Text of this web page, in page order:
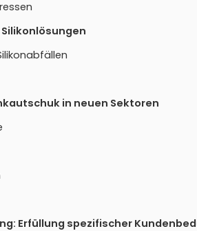
in neuen Sektoren
Erfüllung spezifischer